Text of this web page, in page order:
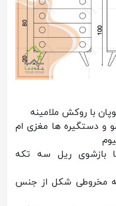
با روکش ملامینه
دستگیره ها مغزی ام
بازشوی ریل سه تکه
مخروطی شکل از جنس